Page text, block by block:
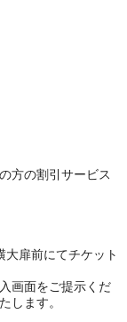
方の割引サービス
扉前にてチケット
画面をご提示くだ
します。